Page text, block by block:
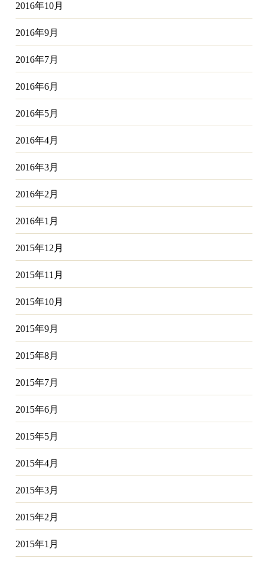
2016年10月
2016年9月
2016年7月
2016年6月
2016年5月
2016年4月
2016年3月
2016年2月
2016年1月
2015年12月
2015年11月
2015年10月
2015年9月
2015年8月
2015年7月
2015年6月
2015年5月
2015年4月
2015年3月
2015年2月
2015年1月